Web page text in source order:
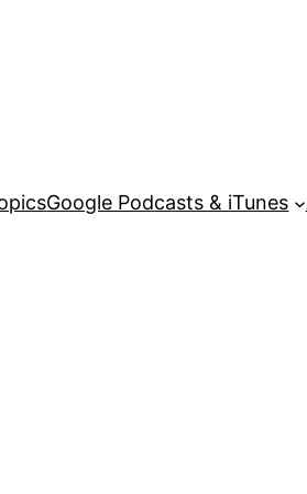
Google Podcasts & iTunes